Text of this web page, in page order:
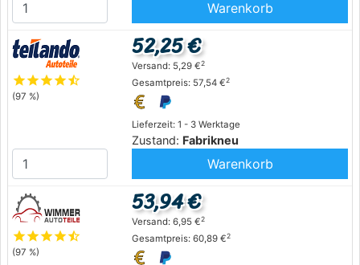
Warenkorb
starstarstarstarstar_half
(97 %)
Lieferzeit: 1 - 3 Werktage
Zustand: Fabrikneu
52,25 €
Versand: 5,29 €2
Gesamtpreis: 57,54 €2
Warenkorb
starstarstarstarstar_half
(97 %)
53,94 €
Versand: 6,95 €2
Gesamtpreis: 60,89 €2